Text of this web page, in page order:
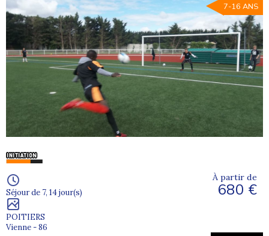
7-16 ANS
Séjour de 7, 14 jour(s)
POITIERS
Vienne - 86
À partir de
680 €